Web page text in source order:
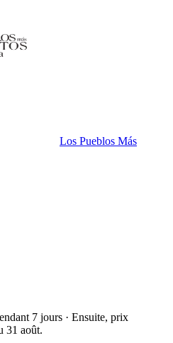
Los Pueblos Más
7 jours · Ensuite, prix
31 août.